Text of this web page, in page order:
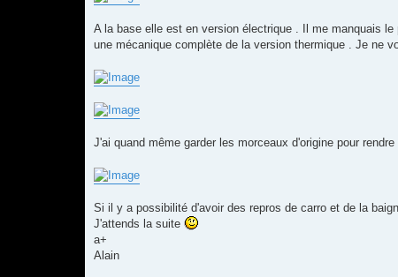
A la base elle est en version électrique . Il me manquais
une mécanique complète de la version thermique . Je ne
J'ai quand même garder les morceaux d'origine pour
Si il y a possibilité d'avoir des repros de carro et de la
J'attends la suite
a+
Alain